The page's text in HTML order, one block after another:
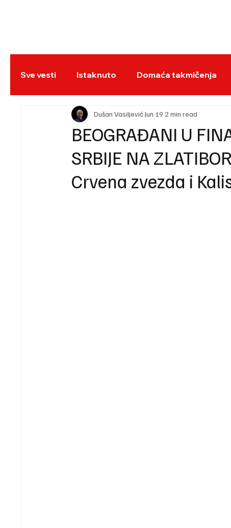
REC
Sve vesti Istaknuto Domaća takmičenja
BEOGRAĐANI U
SRBIJE NA
Crvena zvezda i
Dušan VasiljevićJun 19 2 min read